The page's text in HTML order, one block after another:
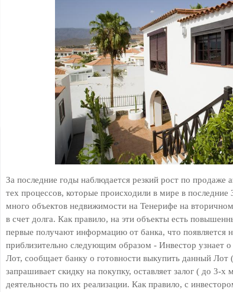
За последние годы наблюдается резкий рост по продаже
тех процессов, которые происходили в мире в последние
много объектов недвижимости на Тенерифе на
в счет долга. Как правило, на эти объекты есть
первые получают информацию от банка, что появляется
приблизительно следующим образом - Инвестор узнает
Лот, сообщает банку о готовности выкупить данный Лот
запрашивает скидку на покупку, оставляет залог ( до 3-х
деятельность по их реализации. Как правило, с